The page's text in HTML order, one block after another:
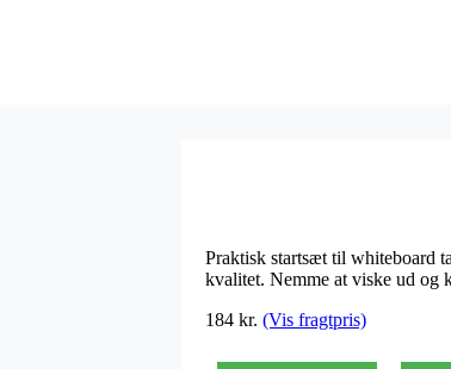
Praktisk startsæt til whiteboard
kvalitet. Nemme at viske ud og
184 kr. (Vis fragtpris)